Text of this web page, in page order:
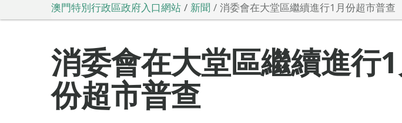
澳門特別行政區政府入口網站 新聞 消委會在大堂區繼續進行1月份超市普查
消委會在大堂區繼續進行1
份超市普查